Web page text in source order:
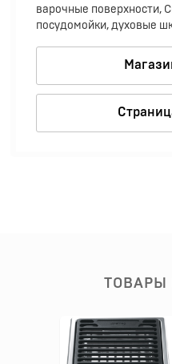
варочные поверхности,
посудомойки, духовые
ТОВАРЫ